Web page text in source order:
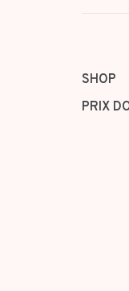
SHOP
PRIX